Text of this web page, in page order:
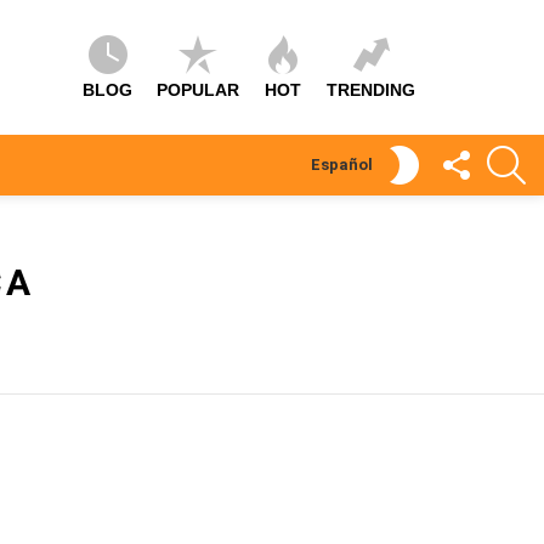
BLOG POPULAR HOT TRENDING
Español
SKIN
SÍGUEME